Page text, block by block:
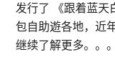
发行了 《跟着蓝天
包自助遊各地，近
继续了解更多。。。